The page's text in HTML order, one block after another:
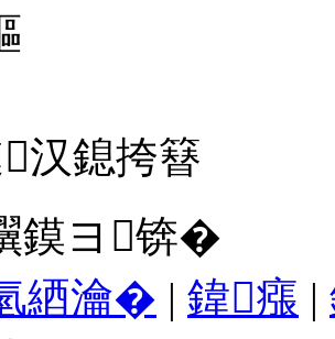
汉鎴挎簮
鏌ヨ锛�
綇瀹� | 鍏瘬 |